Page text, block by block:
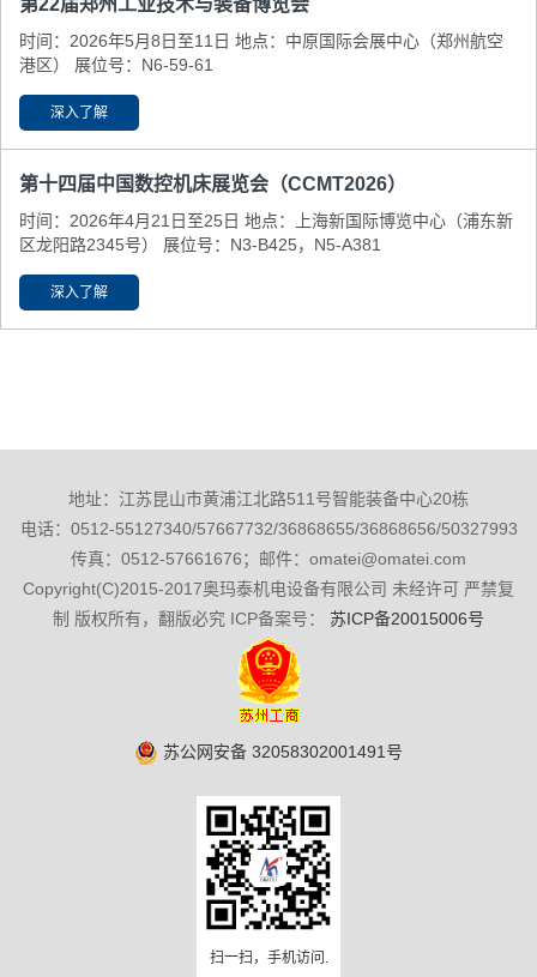
时间：2026年5月8日至11日 地点：中原国际会展中心（郑州航空
港区） 展位号：N6-59-61
深入了解
第十四届中国数控机床展览会（CCMT2026）
时间：2026年4月21日至25日 地点：上海新国际博览中心（浦东新
区龙阳路2345号） 展位号：N3-B425，N5-A381
深入了解
地址：江苏昆山市黄浦江北路511号智能装备中心20栋
电话：0512-55127340/57667732/36868655/36868656/50327993
传真：0512-57661676；邮件：omatei@omatei.com
Copyright(C)2015-2017奥玛泰机电设备有限公司 未经许可 严禁复
制 版权所有，翻版必究 ICP备案号：
苏ICP备20015006号
苏公网安备 32058302001491号
扫一扫，手机访问.